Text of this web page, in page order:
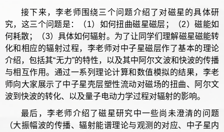
接下来，李老师围绕三个问题介绍了对磁星的具体研
究，这三个问题是：（1）如何扭曲磁星磁层；（2）磁能如
何耗散；（3）具体如何辐射。为了让同学们理解磁星磁能转
化和相应的辐射过程，李老师对中子星磁层作了基本的理论
介绍，包括其“无力”的特性，以及其中阿尔文波和快波的传播
与相互作用。通过一系列理论计算和数值模拟的结果，李老
师向大家展示了中子星壳层塑性流动对磁场的扭曲、阿尔文
波到快波的转化、以及量子电动力学过程对辐射的影响。
最后，李老师介绍了磁星研究中一些尚未澄清的问题
（大振幅波的传播、辐射能谱理论与观测的对应、中子星内